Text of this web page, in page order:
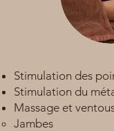
Stimulation des
Stimulation du
Massage et
Jambes